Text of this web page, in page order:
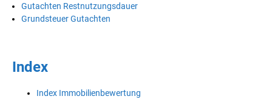
Gutachten Restnutzungsdauer
Grundsteuer Gutachten
Index
Index Immobilienbewertung